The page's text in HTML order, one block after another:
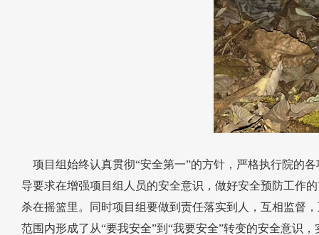
项目组始终认真贯彻“安全第一”的方针，严格执行院的
导要求在增强项目组人员的安全意识，做好安全预防工作
杀在摇篮里。同时项目组要做到责任落实到人，互相监督
范围内形成了从“要我安全”到“我要安全”转变的安全意识